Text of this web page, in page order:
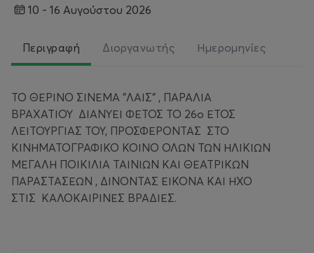
10 - 16 Αυγούστου 2026
Περιγραφή Διοργανωτής Ημερομηνίες
ΤΟ ΘΕΡΙΝΟ ΣΙΝΕΜΑ "ΛΑΙΣ" , ΠΑΡΑΛΙΑ
ΒΡΑΧΑΤΙΟΥ ΔΙΑΝΥΕΙ ΦΕΤΟΣ ΤΟ 26ο ΕΤΟΣ
ΛΕΙΤΟΥΡΓΙΑΣ ΤΟΥ, ΠΡΟΣΦΕΡΟΝΤΑΣ ΣΤΟ
ΚΙΝΗΜΑΤΟΓΡΑΦΙΚΟ ΚΟΙΝΟ ΟΛΩΝ ΤΩΝ ΗΛΙΚΙΩΝ
ΜΕΓΑΛΗ ΠΟΙΚΙΛΙΑ ΤΑΙΝΙΩΝ ΚΑΙ ΘΕΑΤΡΙΚΩΝ
ΠΑΡΑΣΤΑΣΕΩΝ , ΔΙΝΟΝΤΑΣ ΕΙΚΟΝΑ ΚΑΙ ΗΧΟ
ΣΤΙΣ ΚΑΛΟΚΑΙΡΙΝΕΣ ΒΡΑΔΙΕΣ.